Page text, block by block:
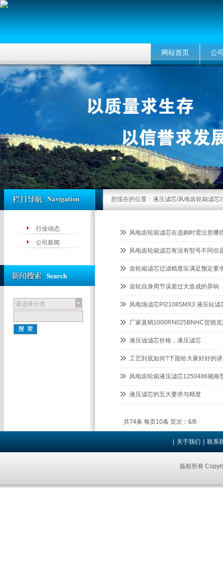
网站首页 公
风电齿轮箱滤芯在选购时需注意哪
风电齿轮箱滤芯有没有型号不同但
齿轮箱滤芯过滤精度应满足预定要
齿轮自身周节误差过大造成的异响
风电场滤芯PI2108SMX3 液压站滤
厂家直销1000RN025BNHC贺德
液压油滤芯价格，液压滤芯
工艺到底如何?下面给大家好好的
风电齿轮箱液压滤芯1250486规格
液压滤芯的五大要求与精度
共74条 每页10条 页次：6/8
行业动态
公司新闻
请选择分类
您现在的位置： 液压滤芯/风电齿轮箱滤芯
关于我们 联系
版权所有